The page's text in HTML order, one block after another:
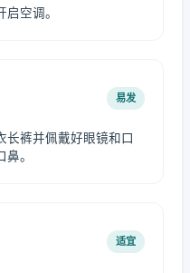
空调。
易发
长裤并佩戴好眼镜和口
。
适宜